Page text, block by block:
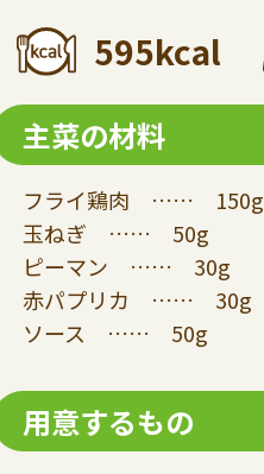
595kcal
主菜の材料
フライ鶏肉 …… 150g
玉ねぎ …… 50g
ピーマン …… 30g
赤パプリカ …… 30g
ソース …… 50g
用意するもの